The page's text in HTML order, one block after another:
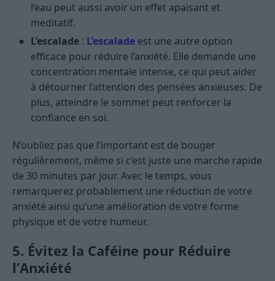
l’eau peut aussi avoir un effet apaisant et
meditatif.
L’escalade : L’escalade est une autre option
efficace pour réduire l’anxiété. Elle demande une
concentration mentale intense, ce qui peut aider
à détourner l’attention des pensées anxieuses. De
plus, atteindre le sommet peut renforcer la
confiance en soi.
N’oubliez pas que l’important est de bouger
régulièrement, même si c’est juste une marche rapide
de 30 minutes par jour. Avec le temps, vous
remarquerez probablement une réduction de votre
anxiété ainsi qu’une amélioration de votre forme
physique et de votre humeur.
5. Évitez la Caféine pour Réduire
l’Anxiété